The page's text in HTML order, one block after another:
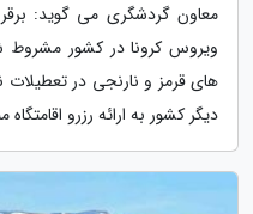
معاون گردشگری می گوید:
ویروس کرونا در کشور
های قرمز و نارنجی در تعطیلات
دیگر کشور به ارائه رزرو